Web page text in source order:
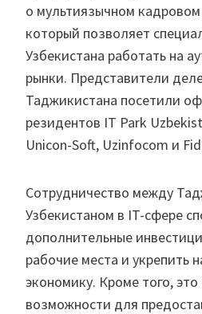
о мультиязычном
который позволяет
Узбекистана работать на
рынки. Представители
Таджикистана посетили
резидентов IT Park
Unicon-Soft, Uzinfocom и
Сотрудничество между
Узбекистаном в IT-сфере
дополнительные
рабочие места и укрепить
экономику. Кроме того,
возможности для